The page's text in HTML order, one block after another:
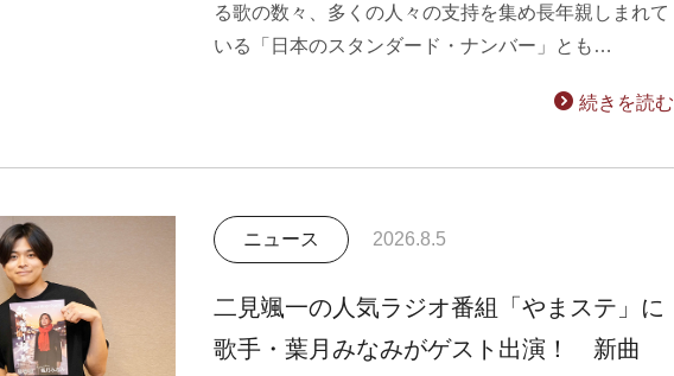
る歌の数々、多くの人々の支持を集め長年親しまれて
いる「日本のスタンダード・ナンバー」とも…
続きを読む
ニュース 2026.8.5
二見颯一の人気ラジオ番組「やまステ」に
歌手・葉月みなみがゲスト出演！ 新曲